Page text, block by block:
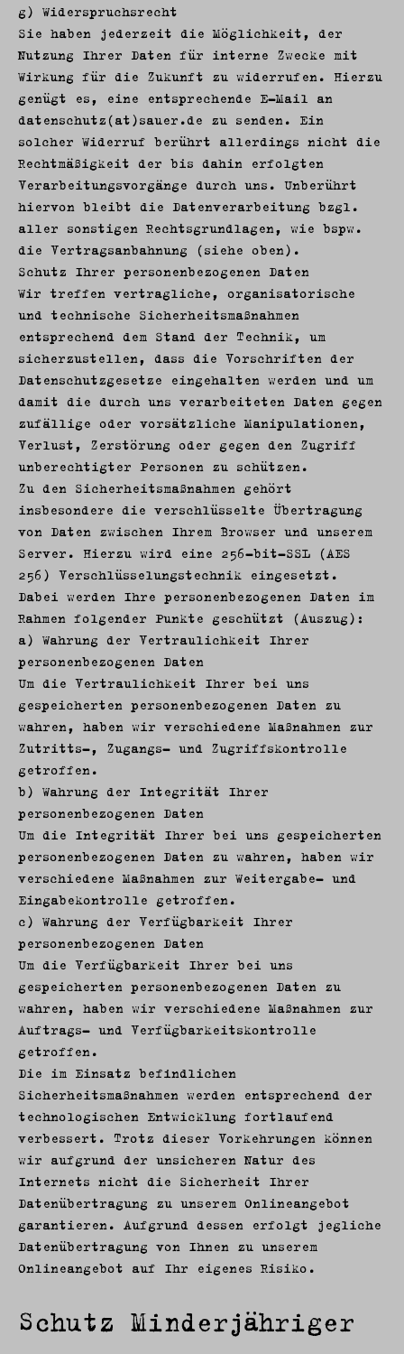
g) Widerspruchsrecht
Sie haben jederzeit die Möglichkeit, der
Nutzung Ihrer Daten für interne Zwecke mit
Wirkung für die Zukunft zu widerrufen. Hierzu
genügt es, eine entsprechende E-Mail an
datenschutz(at)sauer.de zu senden. Ein
solcher Widerruf berührt allerdings nicht die
Rechtmäßigkeit der bis dahin erfolgten
Verarbeitungsvorgänge durch uns. Unberührt
hiervon bleibt die Datenverarbeitung bzgl.
aller sonstigen Rechtsgrundlagen, wie bspw.
die Vertragsanbahnung (siehe oben).
Schutz Ihrer personenbezogenen Daten
Wir treffen vertragliche, organisatorische
und technische Sicherheitsmaßnahmen
entsprechend dem Stand der Technik, um
sicherzustellen, dass die Vorschriften der
Datenschutzgesetze eingehalten werden und um
damit die durch uns verarbeiteten Daten gegen
zufällige oder vorsätzliche Manipulationen,
Verlust, Zerstörung oder gegen den Zugriff
unberechtigter Personen zu schützen.
Zu den Sicherheitsmaßnahmen gehört
insbesondere die verschlüsselte Übertragung
von Daten zwischen Ihrem Browser und unserem
Server. Hierzu wird eine 256-bit-SSL (AES
256) Verschlüsselungstechnik eingesetzt.
Dabei werden Ihre personenbezogenen Daten im
Rahmen folgender Punkte geschützt (Auszug):
a) Wahrung der Vertraulichkeit Ihrer
personenbezogenen Daten
Um die Vertraulichkeit Ihrer bei uns
gespeicherten personenbezogenen Daten zu
wahren, haben wir verschiedene Maßnahmen zur
Zutritts-, Zugangs- und Zugriffskontrolle
getroffen.
b) Wahrung der Integrität Ihrer
personenbezogenen Daten
Um die Integrität Ihrer bei uns gespeicherten
personenbezogenen Daten zu wahren, haben wir
verschiedene Maßnahmen zur Weitergabe- und
Eingabekontrolle getroffen.
c) Wahrung der Verfügbarkeit Ihrer
personenbezogenen Daten
Um die Verfügbarkeit Ihrer bei uns
gespeicherten personenbezogenen Daten zu
wahren, haben wir verschiedene Maßnahmen zur
Auftrags- und Verfügbarkeitskontrolle
getroffen.
Die im Einsatz befindlichen
Sicherheitsmaßnahmen werden entsprechend der
technologischen Entwicklung fortlaufend
verbessert. Trotz dieser Vorkehrungen können
wir aufgrund der unsicheren Natur des
Internets nicht die Sicherheit Ihrer
Datenübertragung zu unserem Onlineangebot
garantieren. Aufgrund dessen erfolgt jegliche
Datenübertragung von Ihnen zu unserem
Onlineangebot auf Ihr eigenes Risiko.
Schutz Minderjähriger